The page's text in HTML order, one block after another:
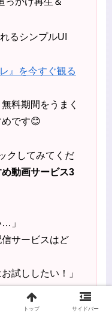
るシンプルUI
』を今すぐ観る
料期間をうまく
です😊
クしてみてくだ
動画サービス3
」
信サービスはど
試ししたい！」
ニメ配信サービ
トップ サイドバー